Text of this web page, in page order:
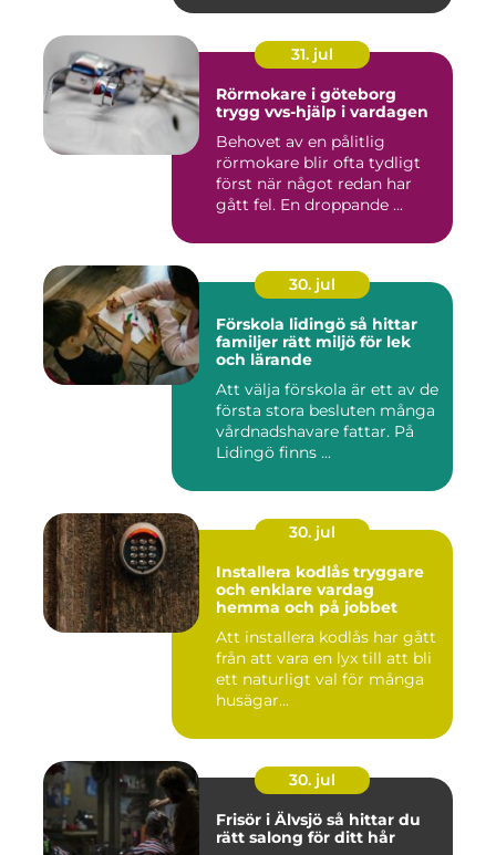
31. jul
Rörmokare i göteborg
trygg vvs-hjälp i vardagen
Behovet av en pålitlig
rörmokare blir ofta tydligt
först när något redan har
gått fel. En droppande ...
30. jul
Förskola lidingö så hittar
familjer rätt miljö för lek
och lärande
Att välja förskola är ett av de
första stora besluten många
vårdnadshavare fattar. På
Lidingö finns ...
30. jul
Installera kodlås tryggare
och enklare vardag
hemma och på jobbet
Att installera kodlås har gått
från att vara en lyx till att bli
ett naturligt val för många
husägar...
30. jul
Frisör i Älvsjö så hittar du
rätt salong för ditt hår